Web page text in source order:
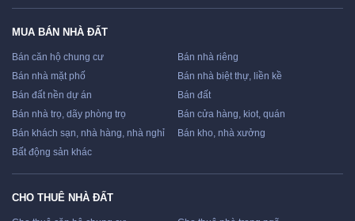
MUA BÁN NHÀ ĐẤT
Bán căn hộ chung cư
Bán nhà riêng
Bán nhà mặt phố
Bán nhà biệt thự, liền kề
Bán đất nền dự án
Bán đất
Bán nhà trọ, dãy phòng trọ
Bán cửa hàng, kiot, quán
Bán khách sạn, nhà hàng, nhà nghỉ
Bán kho, nhà xưởng
Bất động sản khác
CHO THUÊ NHÀ ĐẤT